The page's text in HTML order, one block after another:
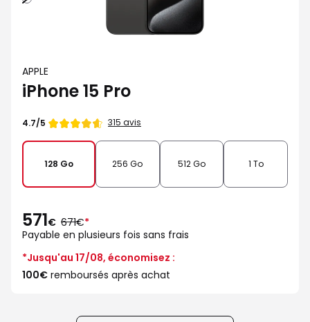
APPLE
iPhone 15 Pro
Note
4.7/5 315 avis
128 Go 256 Go 512 Go 1 To
571€ au
lieu
de
671€*
Payable en plusieurs fois sans frais
*Jusqu'au 17/08, économisez :
100€ remboursés après achat